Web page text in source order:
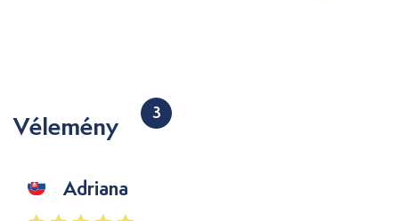
Vélemény 3
Adriana